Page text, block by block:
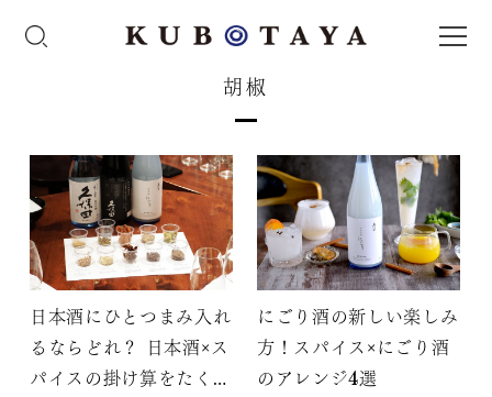
胡椒
日本酒にひとつまみ入れ
るならどれ？ 日本酒×ス
パイスの掛け算をたくさ
にごり酒の新しい楽しみ
方！スパイス×にごり酒
のアレンジ4選